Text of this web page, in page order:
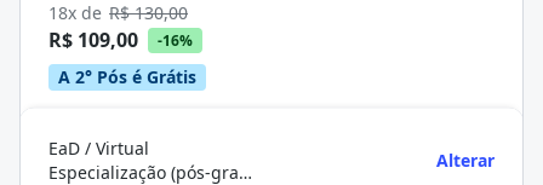
18x de R$ 130,00
R$ 109,00 -16%
A 2° Pós é Grátis
EaD / Virtual
Especialização (pós-graduação)
Alterar